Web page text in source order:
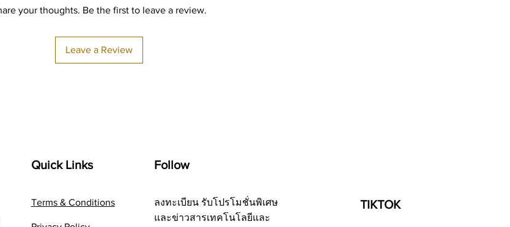
your thoughts. Be the first to leave a review.
Leave a Review
Quick Links
Terms & Conditions
Follow
ลงทะเบียน รับโปรโมชั่นพิเศษ
และข่าวสารเทคโนโลยีและ
TIKTOK